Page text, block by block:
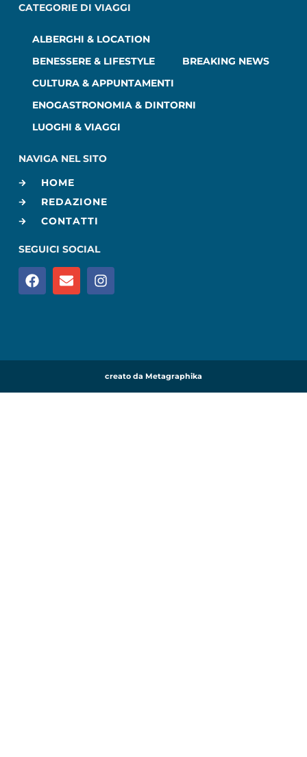
CATEGORIE DI VIAGGI
ALBERGHI & LOCATION
BENESSERE & LIFESTYLE
BREAKING NEWS
CULTURA & APPUNTAMENTI
ENOGASTRONOMIA & DINTORNI
LUOGHI & VIAGGI
NAVIGA NEL SITO
HOME
REDAZIONE
CONTATTI
SEGUICI SOCIAL
creato da Metagraphika